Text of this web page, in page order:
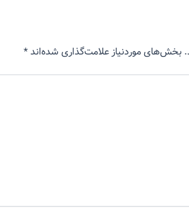
بخش‌های موردنیاز علامت‌گذاری شده‌اند*